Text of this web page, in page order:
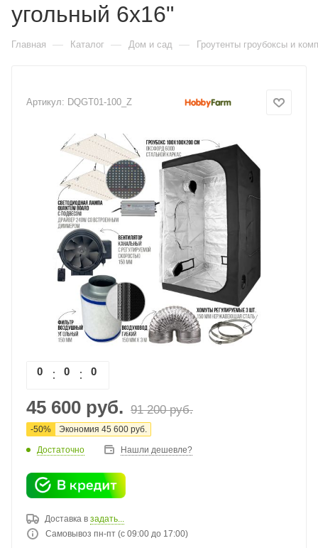
угольный 6x16"
Главная — Каталог — Дом и сад — Гроутенты гроубоксы и
Артикул: DQGT01-100_Z
0 0 0
45 600 руб. 91 200руб.
-50% Экономия 45 600 руб.
Достаточно Нашли дешевле?
Доставка в задать...
Самовывоз пн-пт (с 09:00 до 17:00)